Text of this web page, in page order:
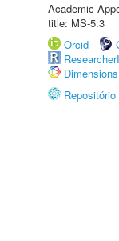
Academic
title: MS-5.3
Orcid
Dimensions